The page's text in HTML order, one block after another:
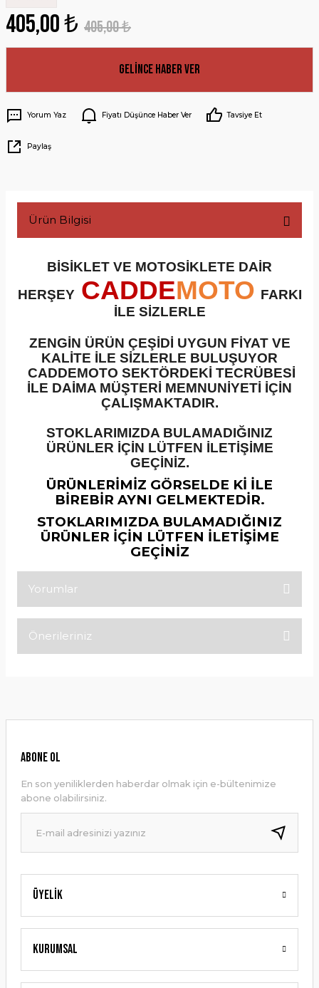
405,00 ₺ 405,00 ₺
Gelince Haber Ver
Yorum Yaz Fiyatı Düşünce Haber Ver Tavsiye Et
Paylaş
Ürün Bilgisi
BİSİKLET VE MOTOSİKLETE DAİR
HERŞEY CADDEMOTO FARKI
İLE SİZLERLE
ZENGİN ÜRÜN ÇEŞİDİ UYGUN FİYAT VE
KALİTE İLE SİZLERLE BULUŞUYOR
CADDEMOTO SEKTÖRDEKİ TECRÜBESİ
İLE DAİMA MÜŞTERİ MEMNUNİYETİ İÇİN
ÇALIŞMAKTADIR.
STOKLARIMIZDA BULAMADIĞINIZ
ÜRÜNLER İÇİN LÜTFEN İLETİŞİME
GEÇİNİZ.
ÜRÜNLERİMİZ GÖRSELDE Kİ İLE
BİREBİR AYNI GELMEKTEDİR.
STOKLARIMIZDA BULAMADIĞINIZ
ÜRÜNLER İÇİN LÜTFEN İLETİŞİME
GEÇİNİZ
Yorumlar
Önerileriniz
Ürün resmi kalitesiz, bozuk veya görüntülenemiyor.
Ürün bilgilerinde hatalar bulunuyor.
Ürün fiyatı diğer sitelerden daha pahalı.
Bu ürüne benzer farklı alternatifler olmalı.
Gönder
Üyelik
Kurumsal
ABONE OL
En son yeniliklerden haberdar olmak için e-bültenimize
abone olabilirsiniz.